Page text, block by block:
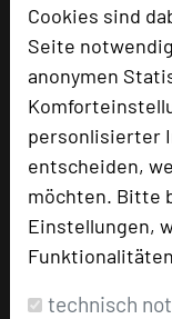
Cookies sind
Seite
anonymen
personlisierter
entscheiden,
möchten. Bitte
Einstellungen,
technisch
Poststrasse 1-3
88048
+49 7541
Email
Homepage
zur